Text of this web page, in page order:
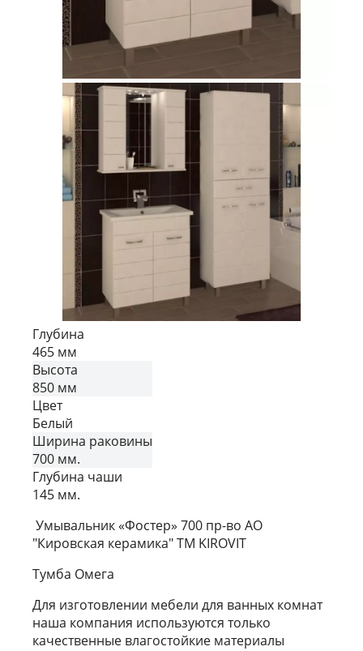
Глубина
465 мм
Высота
850 мм
Цвет
Белый
Ширина раковины
700 мм.
Глубина чаши
145 мм.
Умывальник «Фостер» 700 пр-во АО
"Кировская керамика" ТМ KIROVIT
Тумба Омега
Для изготовлении мебели для ванных комнат
наша компания используются только
качественные влагостойкие материалы